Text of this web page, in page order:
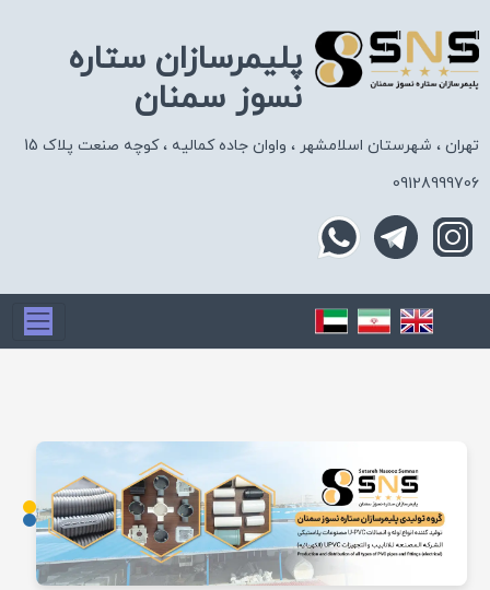
پلیمرسازان ستاره
نسوز سمنان
تهران ، شهرستان اسلامشهر ، واوان جاده کمالیه ، کوچه صنعت پلاک 15
09128999706